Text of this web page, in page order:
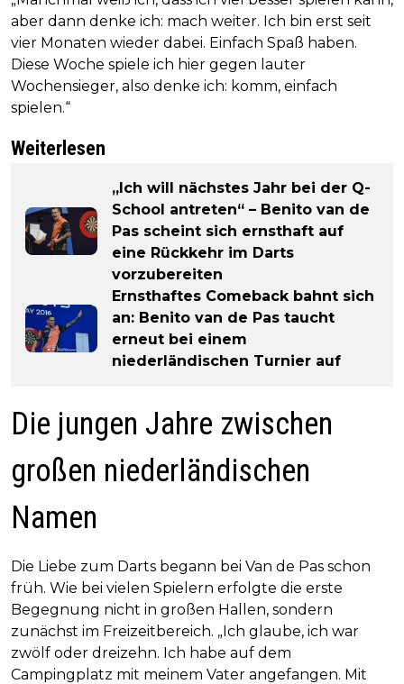
aber dann denke ich: mach weiter. Ich bin erst seit
vier Monaten wieder dabei. Einfach Spaß haben.
Diese Woche spiele ich hier gegen lauter
Wochensieger, also denke ich: komm, einfach
spielen.“
Weiterlesen
„Ich will nächstes Jahr bei der Q-
School antreten“ – Benito van de
Pas scheint sich ernsthaft auf
eine Rückkehr im Darts
vorzubereiten
Ernsthaftes Comeback bahnt sich
an: Benito van de Pas taucht
erneut bei einem
niederländischen Turnier auf
Die jungen Jahre zwischen
großen niederländischen
Namen
Die Liebe zum Darts begann bei Van de Pas schon
früh. Wie bei vielen Spielern erfolgte die erste
Begegnung nicht in großen Hallen, sondern
zunächst im Freizeitbereich. „Ich glaube, ich war
zwölf oder dreizehn. Ich habe auf dem
Campingplatz mit meinem Vater angefangen. Mit